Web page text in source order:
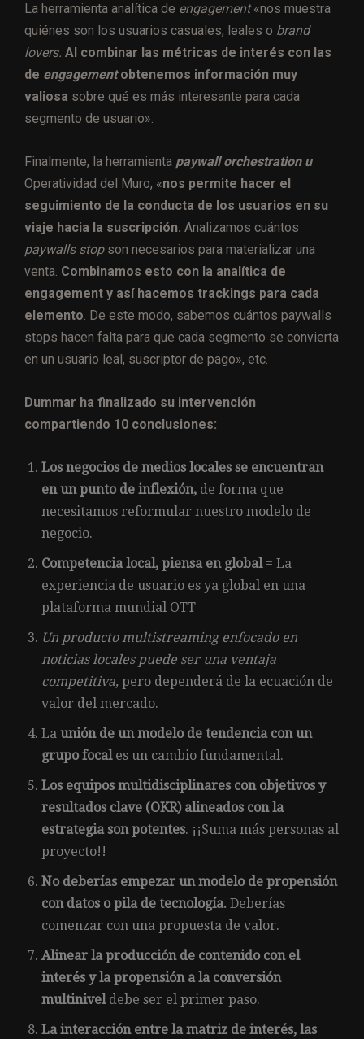
La herramienta analítica de engagement«nos muestra
quiénes son los usuarios casuales, leales o brand
lovers. Al combinar las métricas de interés con las
de engagementobtenemos información muy
valiosa sobre qué es más interesante para cada
segmento de usuario».
Finalmente, la herramienta paywall orchestration u
Operatividad del Muro, «nos permite hacer el
seguimiento de la conducta de los usuarios en su
viaje hacia la suscripción. Analizamos cuántos
paywalls stopson necesarios para materializar una
venta. Combinamos esto con la analítica de
engagement y así hacemos trackings para cada
elemento . De este modo, sabemos cuántos paywalls
stops hacen falta para que cada segmento se convierta
en un usuario leal, suscriptor de pago», etc.
Dummar ha finalizado su intervención
compartiendo 10 conclusiones:
Los negocios de medios locales se encuentran
en un punto de inflexión, de forma que
necesitamos reformular nuestro modelo de
negocio.
Competencia local, piensa en global= La
experiencia de usuario es ya global en una
plataforma mundial OTT
Un producto multistreaming enfocado en
noticias locales puede ser una ventaja
competitiva, pero dependerá de la ecuación de
valor del mercado.
La unión de un modelo de tendencia con un
grupo focales un cambio fundamental.
Los equipos multidisciplinares con objetivos y
resultados clave (OKR) alineados con la
estrategia son potentes. ¡¡Suma más personas al
proyecto!!
No deberías empezar un modelo de propensión
con datos o pila de tecnología. Deberías
comenzar con una propuesta de valor.
Alinear la producción de contenido con el
interés y la propensión a la conversión
multiniveldebe ser el primer paso.
La interacción entre la matriz de interés, las